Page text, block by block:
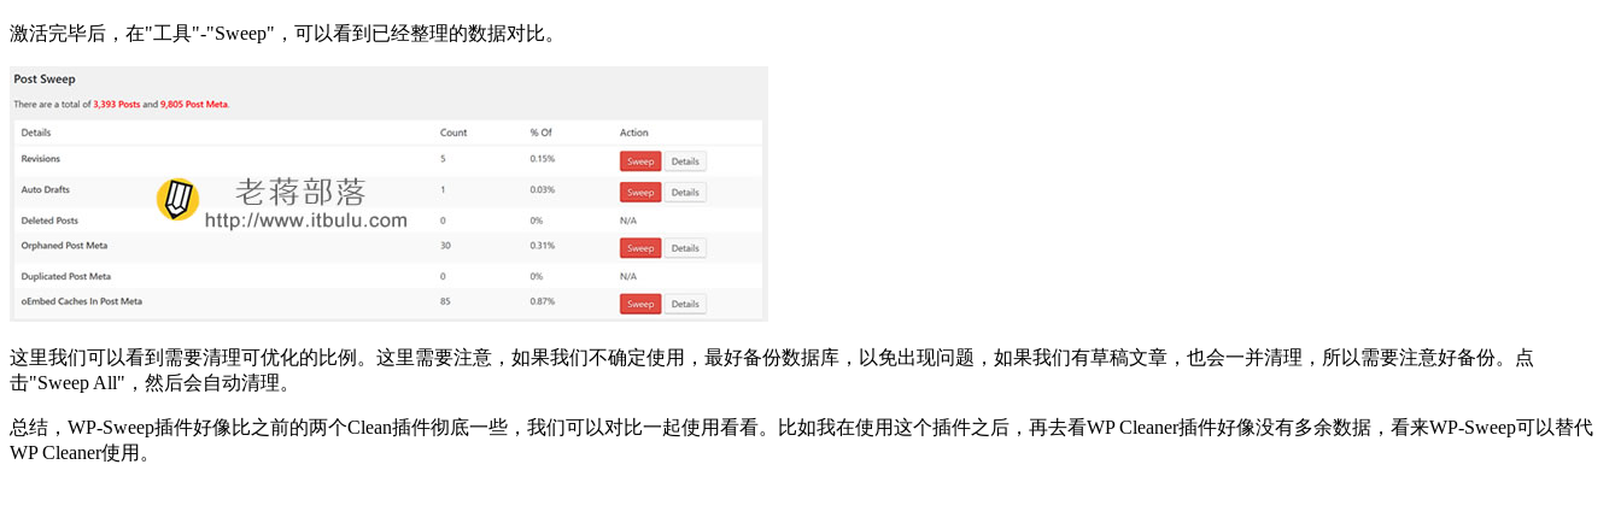
激活完毕后，在"工具"-"Sweep"，可以看到已经整理的数据对比。
这里我们可以看到需要清理可优化的比例。这里需要注意，如果我们不确定使用，最好备份数据库，以免出现问题，如果我们有草稿文章，也会一并清理，所以需要注意好备份。点
击"Sweep All"，然后会自动清理。
总结，WP-Sweep插件好像比之前的两个Clean插件彻底一些，我们可以对比一起使用看看。比如我在使用这个插件之后，再去看WP Cleaner插件好像没有多余数据，看来WP-Sweep可以替代
WP Cleaner使用。